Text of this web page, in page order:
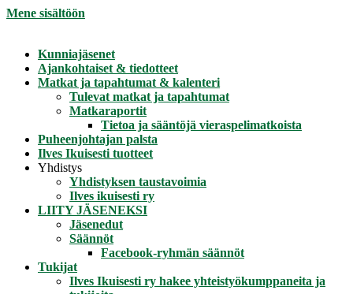
Mene sisältöön
Kunniajäsenet
Ajankohtaiset & tiedotteet
Matkat ja tapahtumat & kalenteri
Tulevat matkat ja tapahtumat
Matkaraportit
Tietoa ja sääntöjä vieraspelimatkoista
Puheenjohtajan palsta
Ilves Ikuisesti tuotteet
Yhdistys
Yhdistyksen taustavoimia
Ilves ikuisesti ry
LIITY JÄSENEKSI
Jäsenedut
Säännöt
Facebook-ryhmän säännöt
Tukijat
Ilves Ikuisesti ry hakee yhteistyökumppaneita ja